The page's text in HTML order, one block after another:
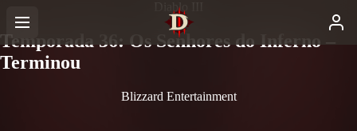
Diablo III
Temporada 36: Os Senhores do Inferno –
Terminou
Blizzard Entertainment